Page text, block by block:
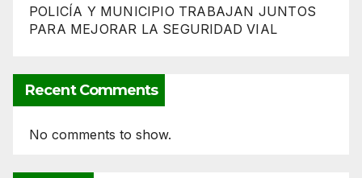
POLICÍA Y MUNICIPIO TRABAJAN JUNTOS
PARA MEJORAR LA SEGURIDAD VIAL
Recent Comments
No comments to show.